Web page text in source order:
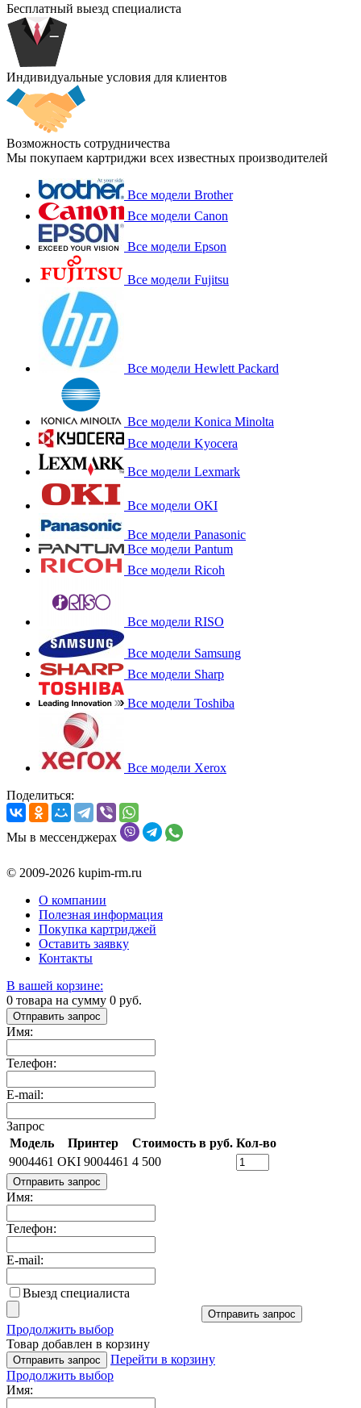
Бесплатный выезд специалиста
Индивидуальные условия для клиентов
Возможность сотрудничества
Мы покупаем картриджи всех известных производителей
Все модели Brother
Все модели Canon
Все модели Epson
Все модели Fujitsu
Все модели Hewlett Packard
Все модели Konica Minolta
Все модели Kyocera
Все модели Lexmark
Все модели OKI
Все модели Panasonic
Все модели Pantum
Все модели Ricoh
Все модели RISO
Все модели Samsung
Все модели Sharp
Все модели Toshiba
Все модели Xerox
Поделиться:
Мы в мессенджерах
© 2009-2026 kupim-rm.ru
О компании
Полезная информация
Покупка картриджей
Оставить заявку
Контакты
В вашей корзине:
0 товара на сумму 0 руб.
Отправить запрос
Имя:
Телефон:
E-mail:
Запрос
Модель
Принтер Стоимость в руб. Кол-во
9004461 OKI 9004461 4 500
Отправить запрос
Имя:
Телефон:
E-mail:
Выезд специалиста
Отправить запрос
Продолжить выбор
Товар добавлен в корзину
Отправить запрос
Перейти в корзину
Продолжить выбор
Имя: